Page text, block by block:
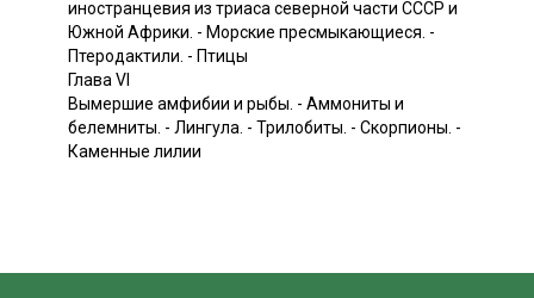
иностранцевия из триаса северной части СССР и
Южной Африки. - Морские пресмыкающиеся. -
Птеродактили. - Птицы
Глава VI
Вымершие амфибии и рыбы. - Аммониты и
белемниты. - Лингула. - Трилобиты. - Скорпионы. -
Каменные лилии